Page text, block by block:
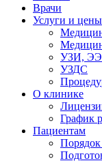
Врачи
Услуги и цены
УЗИ,
УЗДС
О клинике
График
Пациентам